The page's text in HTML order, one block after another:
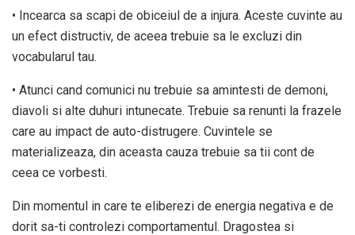
• Incearca sa scapi de obiceiul de a injura. Aceste cuvinte au
un efect distructiv, de aceea trebuie sa le excluzi din
vocabularul tau.
• Atunci cand comunici nu trebuie sa amintesti de demoni,
diavoli si alte duhuri intunecate. Trebuie sa renunti la frazele
care au impact de auto-distrugere. Cuvintele se
materializeaza, din aceasta cauza trebuie sa tii cont de
ceea ce vorbesti.
Din momentul in care te eliberezi de energia negativa e de
dorit sa-ti controlezi comportamentul. Dragostea si